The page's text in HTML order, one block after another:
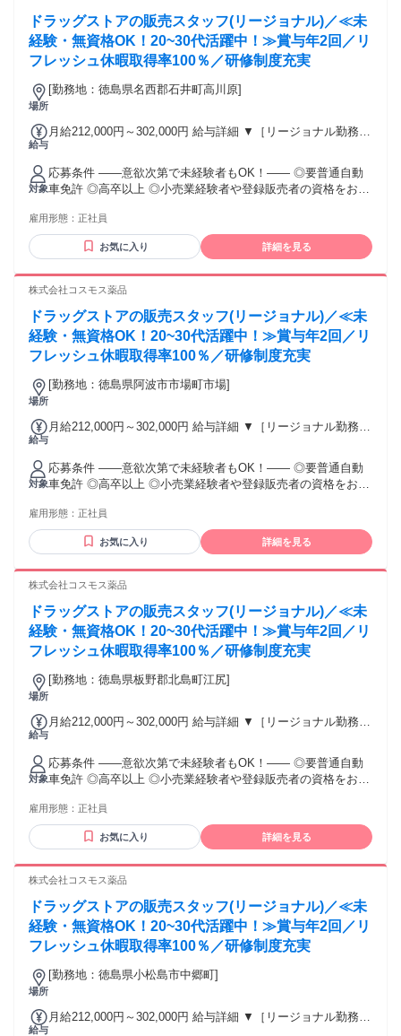
残業時間22ｈ） ※赴任住宅手当3万円込み（家賃6万円の物件
入居の場合） 勤務形態やエリアによって異なります。 詳細に
ついては【勤務地範囲と給与について】をご確認ください。
ドラッグストアの販売スタッフ(リージョナル)／≪未
経験・無資格OK！20~30代活躍中！≫賞与年2回／リ
フレッシュ休暇取得率100％／研修制度充実
場所
[勤務地：徳島県名西郡石井町高川原]
給与
月給212,000円～302,000円 給与詳細 ▼［リージョナル勤務］
（残業時間 月2h程度） 247,000円～277,000円 【スキルアッ
プコース】早期キャリアアップを目指したい方向け 271,000円
～317,600円 （15ｈ分時間外手当含む。実際の残業時間11
ｈ） ※赴任住宅手当3万円込み（家賃6万円の物件入居の場
344,300円 （29ｈ分時間外手当含む。実際の残業時間16.5ｈ）
※赴任住宅手当3万円込み（家賃6万円の物件入居の場合）
【経験者B】小売業で店長・マネジメント職経験者(登録販売
者)) 309,300円～376,200円 （39ｈ分時間外手当含む。実際の
残業時間22ｈ） ※赴任住宅手当3万円込み（家賃6万円の物件
入居の場合） 勤務形態やエリアによって異なります。 詳細に
ついては【勤務地範囲と給与について】をご確認ください。
対象
応募条件 ――意欲次第で未経験者もOK！―― ◎要普通自動
車免許 ◎高卒以上 ◎小売業経験者や登録販売者の資格をお持
後、資格取得を目指すことも可能。研修や講習会もあり。 ※
同業界からの転職者が増えてきており、入社後活躍に繋がっ
ています。もちろん異業界からの応募や、第二新卒者も含め
雇用形態： 正社員
お気に入り 詳細を見る
株式会社コスモス薬品
ドラッグストアの販売スタッフ(リージョナル)／≪未
経験・無資格OK！20~30代活躍中！≫賞与年2回／リ
フレッシュ休暇取得率100％／研修制度充実
場所
[勤務地：徳島県阿波市市場町市場]
給与
月給212,000円～302,000円 給与詳細 ▼［リージョナル勤務］
（残業時間 月2h程度） 247,000円～277,000円 【スキルアッ
プコース】早期キャリアアップを目指したい方向け 271,000円
～317,600円 （15ｈ分時間外手当含む。実際の残業時間11
ｈ） ※赴任住宅手当3万円込み（家賃6万円の物件入居の場
344,300円 （29ｈ分時間外手当含む。実際の残業時間16.5ｈ）
※赴任住宅手当3万円込み（家賃6万円の物件入居の場合）
【経験者B】小売業で店長・マネジメント職経験者(登録販売
者)) 309,300円～376,200円 （39ｈ分時間外手当含む。実際の
残業時間22ｈ） ※赴任住宅手当3万円込み（家賃6万円の物件
入居の場合） 勤務形態やエリアによって異なります。 詳細に
ついては【勤務地範囲と給与について】をご確認ください。
対象
応募条件 ――意欲次第で未経験者もOK！―― ◎要普通自動
車免許 ◎高卒以上 ◎小売業経験者や登録販売者の資格をお持
後、資格取得を目指すことも可能。研修や講習会もあり。 ※
同業界からの転職者が増えてきており、入社後活躍に繋がっ
ています。もちろん異業界からの応募や、第二新卒者も含め
雇用形態： 正社員
お気に入り 詳細を見る
株式会社コスモス薬品
ドラッグストアの販売スタッフ(リージョナル)／≪未
経験・無資格OK！20~30代活躍中！≫賞与年2回／リ
フレッシュ休暇取得率100％／研修制度充実
場所
[勤務地：徳島県板野郡北島町江尻]
給与
月給212,000円～302,000円 給与詳細 ▼［リージョナル勤務］
（残業時間 月2h程度） 247,000円～277,000円 【スキルアッ
プコース】早期キャリアアップを目指したい方向け 271,000円
～317,600円 （15ｈ分時間外手当含む。実際の残業時間11
ｈ） ※赴任住宅手当3万円込み（家賃6万円の物件入居の場
344,300円 （29ｈ分時間外手当含む。実際の残業時間16.5ｈ）
※赴任住宅手当3万円込み（家賃6万円の物件入居の場合）
【経験者B】小売業で店長・マネジメント職経験者(登録販売
者)) 309,300円～376,200円 （39ｈ分時間外手当含む。実際の
残業時間22ｈ） ※赴任住宅手当3万円込み（家賃6万円の物件
入居の場合） 勤務形態やエリアによって異なります。 詳細に
ついては【勤務地範囲と給与について】をご確認ください。
対象
応募条件 ――意欲次第で未経験者もOK！―― ◎要普通自動
車免許 ◎高卒以上 ◎小売業経験者や登録販売者の資格をお持
後、資格取得を目指すことも可能。研修や講習会もあり。 ※
同業界からの転職者が増えてきており、入社後活躍に繋がっ
ています。もちろん異業界からの応募や、第二新卒者も含め
雇用形態： 正社員
お気に入り 詳細を見る
株式会社コスモス薬品
ドラッグストアの販売スタッフ(リージョナル)／≪未
経験・無資格OK！20~30代活躍中！≫賞与年2回／リ
フレッシュ休暇取得率100％／研修制度充実
場所
[勤務地：徳島県小松島市中郷町]
給与
月給212,000円～302,000円 給与詳細 ▼［リージョナル勤務］